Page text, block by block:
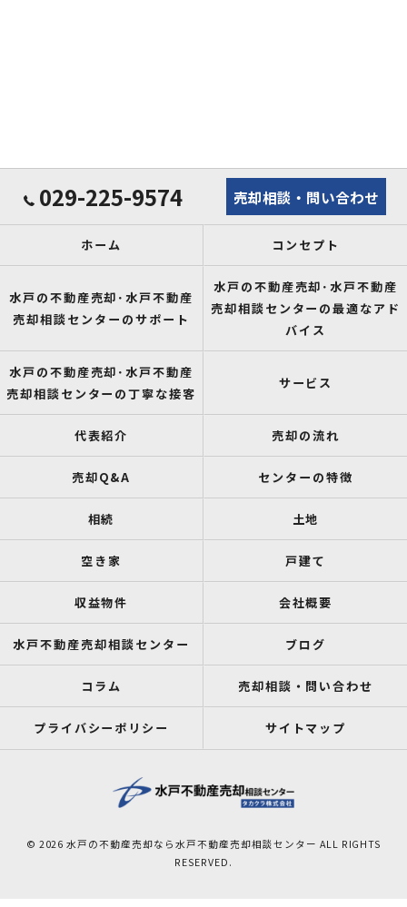
029-225-9574 売却相談・問い合わせ
ホーム コンセプト
水戸の不動産売却･水戸不動産
売却相談センターのサポート
水戸の不動産売却･水戸不動産
売却相談センターの最適なアド
バイス
水戸の不動産売却･水戸不動産
売却相談センターの丁寧な接客
サービス
代表紹介 売却の流れ
売却Q&A センターの特徴
相続 土地
空き家 戸建て
収益物件 会社概要
水戸不動産売却相談センター ブログ
コラム 売却相談・問い合わせ
プライバシーポリシー サイトマップ
© 2026 水戸の不動産売却なら水戸不動産売却相談センター ALL RIGHTS
RESERVED.